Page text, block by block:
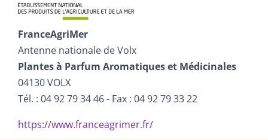
FranceAgriMer
Antenne nationale de Volx
Plantes à Parfum Aromatiques et Médicinales
04130 VOLX
Tél. : 04 92 79 34 46 - Fax : 04 92 79 33 22
https://www.franceagrimer.fr/